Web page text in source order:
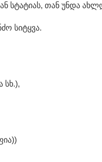
სტატიას, თან უნდა
სიტყვა.
სხ.),